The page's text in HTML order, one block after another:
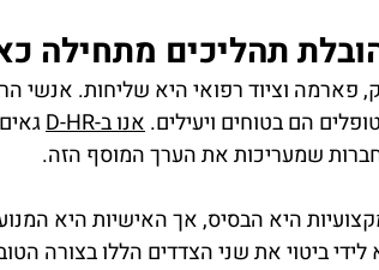
תהליכים מתחילה
פארמה וציוד רפואי היא שליחות. אנשי
הם בטוחים ויעילים. אנו ב-D-HR
שמעריכות את הערך המוסף הזה.
היא הבסיס, אך האישיות היא
ביטוי את שני הצדדים הללו בצורה